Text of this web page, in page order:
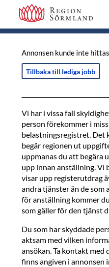
Annonsen kunde inte hittas
Tillbaka till lediga jobb
Vi har i vissa fall
person förekommer i
belastningsregistret. Det
begär regionen ut
uppmanas du att begära
upp innan anställning. Vi
visar upp registerutdrag
andra tjänster än de som
för anställning kommer
som gäller för den tjänst
Du som har skyddade
aktsam med vilken
ansökan. Ta kontakt
finns angiven i annonsen